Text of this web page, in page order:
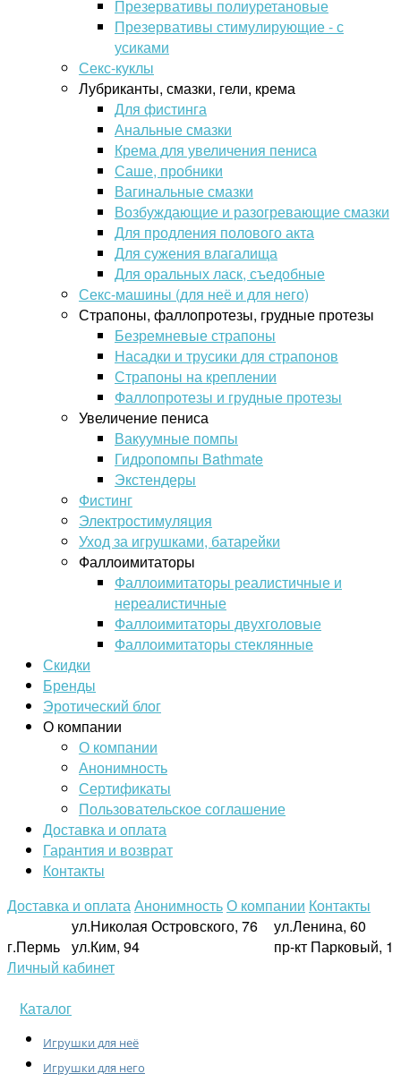
Презервативы полиуретановые
Презервативы стимулирующие - с
усиками
Секс-куклы
Лубриканты, смазки, гели, крема
Для фистинга
Анальные смазки
Крема для увеличения пениса
Саше, пробники
Вагинальные смазки
Возбуждающие и разогревающие смазки
Для продления полового акта
Для сужения влагалища
Для оральных ласк, съедобные
Секс-машины (для неё и для него)
Страпоны, фаллопротезы, грудные протезы
Безремневые страпоны
Насадки и трусики для страпонов
Страпоны на креплении
Фаллопротезы и грудные протезы
Увеличение пениса
Вакуумные помпы
Гидропомпы Bathmate
Экстендеры
Фистинг
Электростимуляция
Уход за игрушками, батарейки
Фаллоимитаторы
Фаллоимитаторы реалистичные и
нереалистичные
Фаллоимитаторы двухголовые
Фаллоимитаторы стеклянные
Скидки
Бренды
Эротический блог
О компании
О компании
Анонимность
Сертификаты
Пользовательское соглашение
Доставка и оплата
Гарантия и возврат
Контакты
Доставка и оплатаАнонимностьО компании Контакты
г.Пермь
ул.Николая Островского, 76
ул.Ким, 94
ул.Ленина, 60
пр-кт Парковый, 1
Личный кабинет
Каталог
Игрушки для неё
Игрушки для него